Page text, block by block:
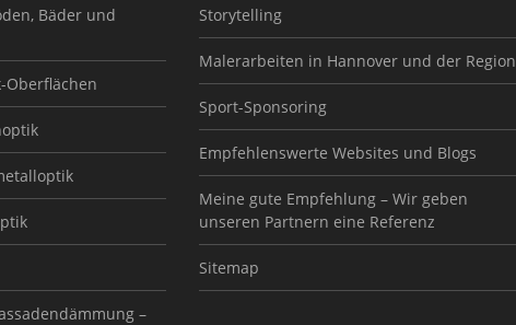
Bäder und
Oberflächen
–
Storytelling
Malerarbeiten in Hannover und der Region
Sport-Sponsoring
Empfehlenswerte Websites und Blogs
Meine gute Empfehlung – Wir geben
unseren Partnern eine Referenz
Sitemap